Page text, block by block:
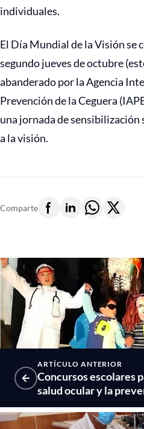
individuales.
El Día Mundial de la Visión se
segundo jueves de octubre
abanderado por la Agencia
Prevención de la Ceguera
una jornada de sensibilización
a la visión.
Comparte
ARTÍCULO ANTERIOR
Concursos escolares
salud ocular y la